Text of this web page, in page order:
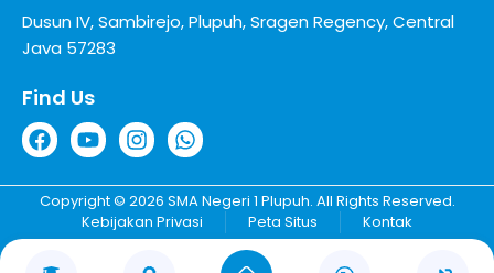
Dusun IV, Sambirejo, Plupuh, Sragen Regency, Central
Java 57283
Find Us
Copyright © 2026 SMA Negeri 1 Plupuh. All Rights Reserved.
Kebijakan Privasi
Peta Situs Kontak